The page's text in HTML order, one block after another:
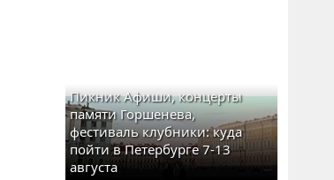
Пикник Афиши, концерты
памяти Горшенева,
фестиваль клубники: куда
пойти в Петербурге 7-13
августа